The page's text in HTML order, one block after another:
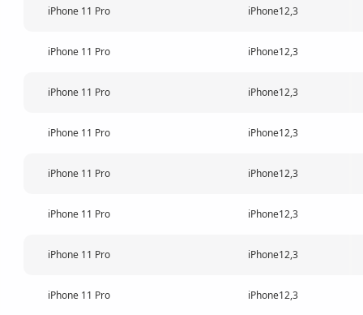
iPhone 11 Pro iPhone12,3
iPhone 11 Pro iPhone12,3
iPhone 11 Pro iPhone12,3
iPhone 11 Pro iPhone12,3
iPhone 11 Pro iPhone12,3
iPhone 11 Pro iPhone12,3
iPhone 11 Pro iPhone12,3
iPhone 11 Pro iPhone12,3